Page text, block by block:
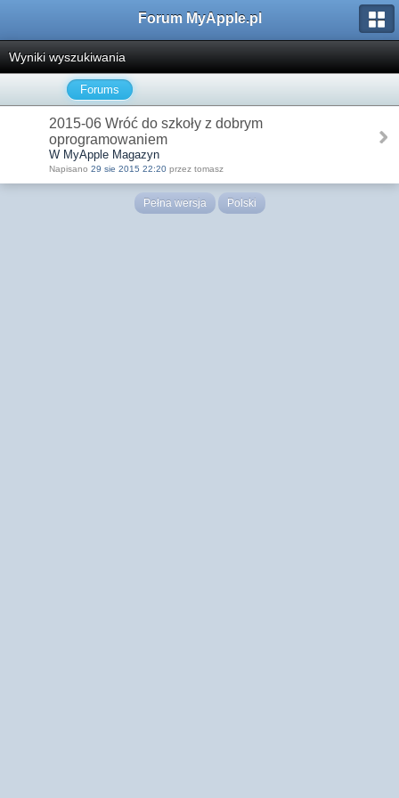
Forum MyApple.pl
Wyniki wyszukiwania
Forums
2015-06 Wróć do szkoły z dobrym
oprogramowaniem
W MyApple Magazyn
Napisano 29 sie 2015 22:20 przez tomasz
Pełna wersja Polski